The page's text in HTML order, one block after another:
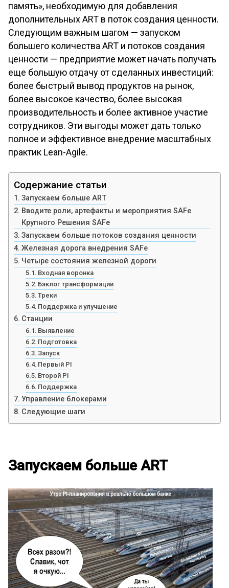
память», необходимую для добавления
дополнительных ART в поток создания ценности.
Следующим важным шагом — запуском
большего количества ART и потоков создания
ценности — предприятие может начать получать
еще большую отдачу от сделанных инвестиций:
более быстрый вывод продуктов на рынок,
более высокое качество, более высокая
производительность и более активное участие
сотрудников. Эти выгоды может дать только
полное и эффективное внедрение масштабных
практик Lean-Agile.
Содержание статьи
Запускаем больше ART
Вводите роли, артефакты и мероприятия SAFe
Крупного Решения SAFe
Запускаем больше потоков создания ценности
Железная дорога внедрения SAFe
Четыре состояния железной дороги
Входная воронка
Бэклог трансформации
Треки
Поддержка и улучшение
Станции
Выявление
Подготовка
Запуск
Первый PI
Второй PI
Поддержка
Управление блокерами
Следующие шаги
Запускаем больше ART